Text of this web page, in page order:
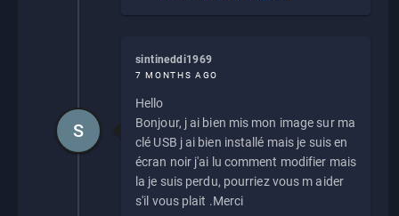
sintineddi1969
7 MONTHS AGO
Hello
Bonjour, j ai bien mis mon image sur ma
clé USB j ai bien installé mais je suis en
écran noir j'ai lu comment modifier mais
la je suis perdu, pourriez vous m aider
s'il vous plait .Merci
S